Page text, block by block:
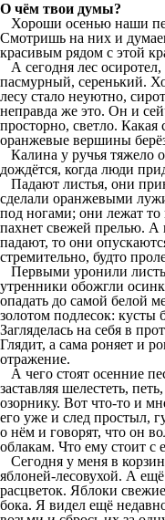
О чём твои думы?
Хороши осенью наши
Смотришь на них и
красивым рядом с этой
А сегодня лес
пасмурный, серенький.
лесу стало неуютно,
неправда же это. Он и
просторно, светло. Какая
оранжевые вершины
Калина у ручья тяжело
дождётся, когда люди
Падают листья, они
сделали оранжевыми
под ногами; они лежат
пахнет свежей прелью. А
падают, то они
стремительно, будто
Первыми уронили
утренники обожгли
опадать до самой белой
золотом подлесок: кусты
Загляделась на себя в
Глядит, а сама роняет и
отражение.
А чего стоят осенние
заставляя шелестеть,
озорнику. Вот что-то и
его уже и след простыл,
о нём и говорят, что он
облакам. Что ему стоит с
Сегодня у меня в
яблоней-лесовухой. А
расцветок. Яблоки
бока. Я видел ещё